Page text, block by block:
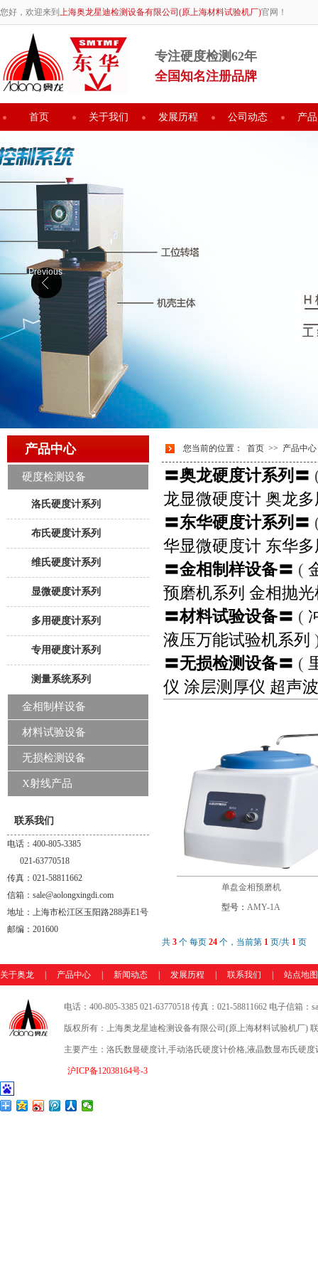
您好，欢迎来到 上海奥龙星迪检测设备有限公司(原上海材料试验机厂)官网！
专注硬度检测62年
全国知名注册品牌
首页 关于我们 发展历程 公司动态 产
Previous
产品中心
硬度检测设备
洛氏硬度计系列
布氏硬度计系列
维氏硬度计系列
显微硬度计系列
多用硬度计系列
专用硬度计系列
测量系统系列
金相制样设备
材料试验设备
无损检测设备
X射线产品
联系我们
电话：400-805-3385
021-63770518
传真：021-58811662
信箱：sale@aolongxingdi.com
地址：上海市松江区玉阳路288弄E1号
邮编：201600
您当前的位置： 首页 >> 产品中心
〓奥龙硬度计系列〓
龙显微硬度计 奥龙
〓东华硬度计系列〓
华显微硬度计 东华
〓金相制样设备〓 (
预磨机系列 金相抛
〓材料试验设备〓 (
液压万能试验机系列
〓无损检测设备〓 (
仪 涂层测厚仪 超声
单盘金相预磨机
型号：AMY-1A
共 3 个 每页 24 个，当前第 1 页/共 1 页
关于奥龙 产品中心 新闻动态 发展历程 联系我们 站点地图
电话：400-805-3385 021-63770518 传真：021-58811662 电子信箱：
版权所有：上海奥龙星迪检测设备有限公司(原上海材料试验机厂)
主要产生：洛氏数显硬度计,手动洛氏硬度计价格,液晶数显布氏硬
沪ICP备12038164号-3